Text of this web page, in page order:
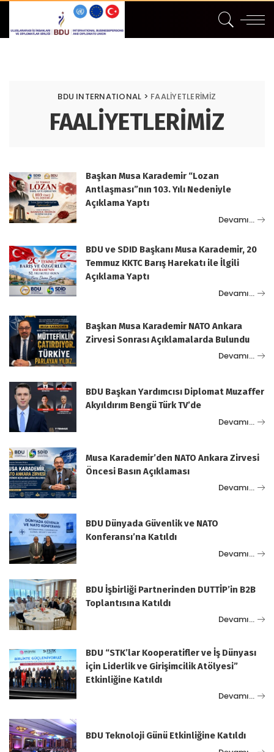
BDU INTERNATIONAL > FAALİYETLERİMİZ
FAALİYETLERİMİZ
Başkan Musa Karademir “Lozan
Antlaşması”nın 103. Yılı Nedeniyle
Açıklama Yaptı
Devamı…
BDU ve SDID Başkanı Musa Karademir, 20
Temmuz KKTC Barış Harekatı ile İlgili
Açıklama Yaptı
Devamı…
Başkan Musa Karademir NATO Ankara
Zirvesi Sonrası Açıklamalarda Bulundu
Devamı…
BDU Başkan Yardımcısı Diplomat Muzaffer
Akyıldırım Bengü Türk TV’de
Devamı…
Musa Karademir’den NATO Ankara Zirvesi
Öncesi Basın Açıklaması
Devamı…
BDU Dünyada Güvenlik ve NATO
Konferansı’na Katıldı
Devamı…
BDU İşbirliği Partnerinden DUTTİP’in B2B
Toplantısına Katıldı
Devamı…
BDU “STK’lar Kooperatifler ve İş Dünyası
için Liderlik ve Girişimcilik Atölyesi”
Etkinliğine Katıldı
Devamı…
BDU Teknoloji Günü Etkinliğine Katıldı